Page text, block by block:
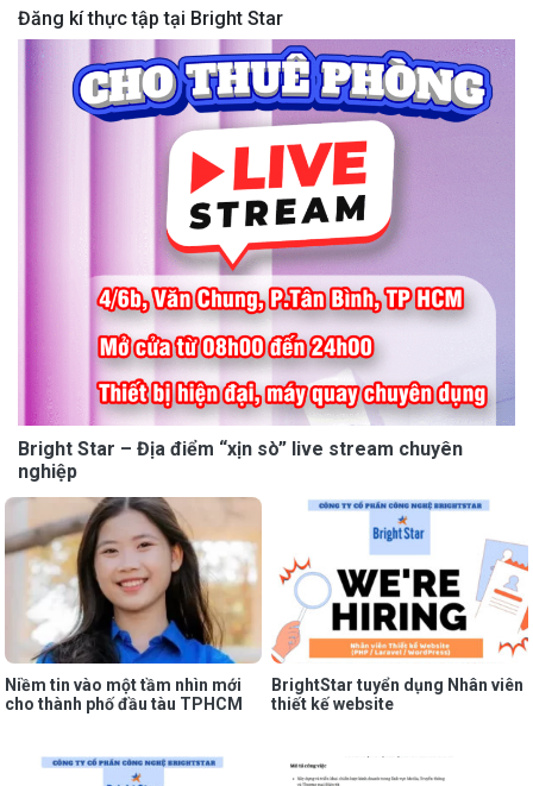
Đăng kí thực tập tại Bright Star
Bright Star – Địa điểm “xịn sò” live stream chuyên
nghiệp
Niềm tin vào một tầm nhìn mới
cho thành phố đầu tàu TPHCM
BrightStar tuyển dụng Nhân viên
thiết kế website